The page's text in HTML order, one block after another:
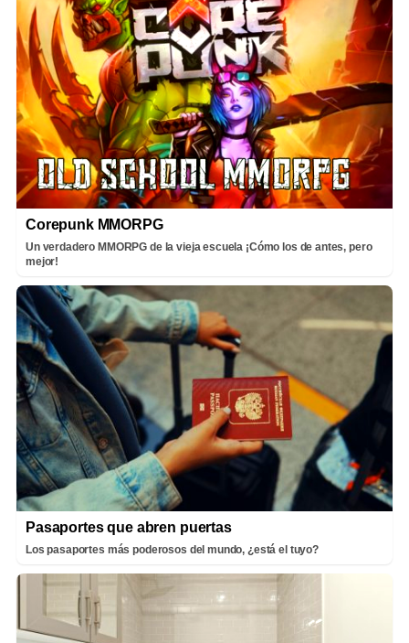
Corepunk MMORPG
Un verdadero MMORPG de la vieja escuela ¡Cómo los de antes, pero
mejor!
Pasaportes que abren puertas
Los pasaportes más poderosos del mundo, ¿está el tuyo?